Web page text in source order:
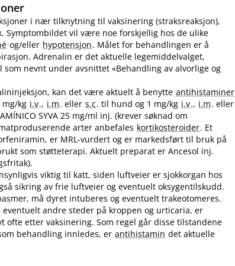
i nær tilknytning til vaksinering (straksreaksjon),
Symptombildet vil være noe forskjellig hos de ulike
og​/​eller hypotensjon. Målet for behandlingen er å
Adrenalin er det aktuelle legemiddelvalget,
nevnt under avsnittet «Behandling av alvorlige og
kan det være aktuelt å benytte antihistaminer
kg i.v., i.m. eller s.c. til hund og 1 mg/kg i.v., i.m. eller
SYVA 25 mg/ml inj. (krever søknad om
arter anbefales kortikosteroider. Et
er MRL-vurdert og er markedsført til bruk på
som støtteterapi. Aktuelt preparat er Ancesol inj.
viktig til katt, siden luftveier er sjokkorgan hos
sikring av frie luftveier og eventuelt oksygentilskudd.
må dyret intuberes og eventuelt trakeotomeres.
andre steder på kroppen og urticaria, er
ofte etter vaksinering. Som regel går disse tilstandene
behandling innledes, er antihistamin det aktuelle